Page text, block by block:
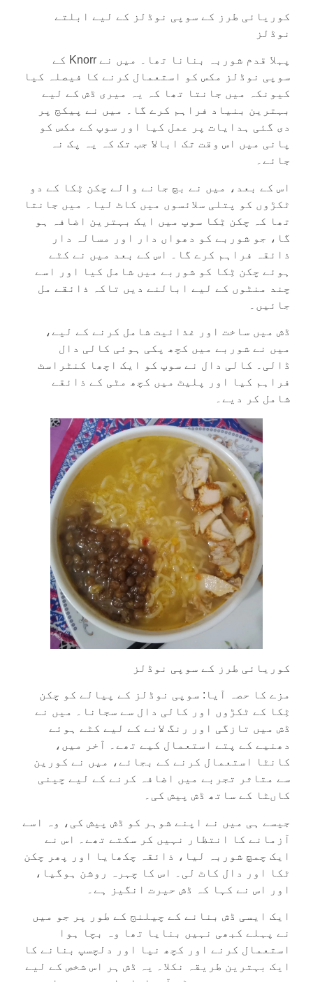
کوریائی طرز کے سوپی نوڈلز کے لیے ابلتے
نوڈلز
پہلا قدم شوربہ بنانا تھا۔ میں نے Knorr کے
سوپی نوڈلز مکس کو استعمال کرنے کا فیصلہ کیا
کیونکہ میں جانتا تھا کہ یہ میری ڈش کے لیے
بہترین بنیاد فراہم کرے گا۔ میں نے پیکج پر
دی گئی ہدایات پر عمل کیا اور سوپ کے مکس کو
پانی میں اس وقت تک ابالا جب تک کہ یہ پک نہ
جائے۔
اس کے بعد، میں نے بچ جانے والے چکن ٹِکا کے دو
ٹکڑوں کو پتلی سلائسوں میں کاٹ لیا۔ میں جانتا
تھا کہ چکن ٹِکا سوپ میں ایک بہترین اضافہ ہو
گا، جو شوربے کو دھواں دار اور مسالہ دار
ذائقہ فراہم کرے گا۔ اس کے بعد میں نے کٹے
ہوئے چکن ٹِکا کو شوربے میں شامل کیا اور اسے
چند منٹوں کے لیے ابالنے دیں تاکہ ذائقے مل
جائیں۔
ڈش میں ساخت اور غذائیت شامل کرنے کے لیے،
میں نے شوربے میں کچھ پکی ہوئی کالی دال
ڈالی۔ کالی دال نے سوپ کو ایک اچھا کنٹراسٹ
فراہم کیا اور پلیٹ میں کچھ مٹی کے ذائقے
شامل کر دیے۔
کوریائی طرز کے سوپی نوڈلز
مزے کا حصہ آیا: سوپی نوڈلز کے پیالے کو چکن
ٹِکا کے ٹکڑوں اور کالی دال سے سجانا۔ میں نے
ڈش میں تازگی اور رنگ لانے کے لیے کٹے ہوئے
دھنیے کے پتے استعمال کیے تھے۔ آخر میں،
کانٹا استعمال کرنے کے بجائے، میں نے کورین
سے متاثر تجربے میں اضافہ کرنے کے لیے چینی
کاںٹا کے ساتھ ڈش پیش کی۔
جیسے ہی میں نے اپنے شوہر کو ڈش پیش کی، وہ اسے
آزمانے کا انتظار نہیں کر سکتے تھے۔ اس نے
ایک چمچ شوربہ لیا، ذائقہ چکھایا اور پھر چکن
ٹکا اور دال کاٹ لی۔ اس کا چہرہ روشن ہوگیا،
اور اس نے کہا کہ ڈش حیرت انگیز ہے۔
ایک ایسی ڈش بنانے کے چیلنج کے طور پر جو میں
نے پہلے کبھی نہیں بنایا تھا وہ بچا ہوا
استعمال کرنے اور کچھ نیا اور دلچسپ بنانے کا
ایک بہترین طریقہ نکلا۔ یہ ڈش ہر اس شخص کے لیے